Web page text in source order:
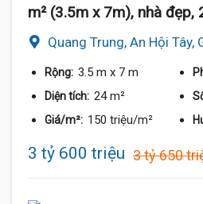
m² (3.5m x 7m), nhà đẹp,
Quang Trung, An Hội Tây,
Rộng: 3.5 m x 7 m
Diện tích: 24 m²
Giá/m²: 150 triệu/m²
3 tỷ 600 triệu 3 tỷ 650